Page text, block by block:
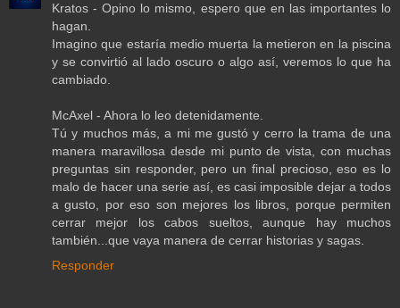
Kratos - Opino lo mismo, espero que en las importantes lo
hagan.
Imagino que estaría medio muerta la metieron en la piscina
y se convirtió al lado oscuro o algo así, veremos lo que ha
cambiado.
McAxel - Ahora lo leo detenidamente.
Tú y muchos más, a mi me gustó y cerro la trama de una
manera maravillosa desde mi punto de vista, con muchas
preguntas sin responder, pero un final precioso, eso es lo
malo de hacer una serie así, es casi imposible dejar a todos
a gusto, por eso son mejores los libros, porque permiten
cerrar mejor los cabos sueltos, aunque hay muchos
también...que vaya manera de cerrar historias y sagas.
Responder